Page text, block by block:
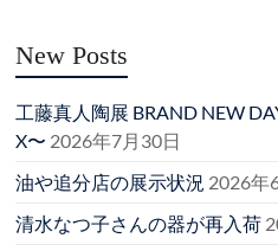
New Posts
工藤真人陶展 BRAND NEW
X〜 2026年7月30日
油や追分店の展示状況 2026年
清水なつ子さんの器が再入荷